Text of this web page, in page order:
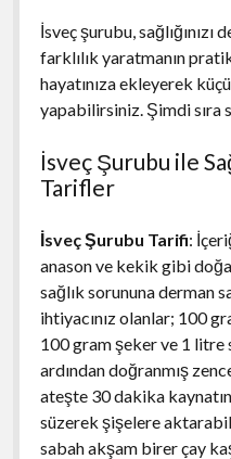
İsveç şurubu,
farklılık yaratmanın
hayatınıza ekleyerek
yapabilirsiniz. Şimdi sıra
İsveç Şurubu ile
Tarifler
İsveç Şurubu Tarifi:
anason ve kekik gibi
sağlık sorununa derman
ihtiyacınız olanlar; 100
100 gram şeker ve 1 litre
ardından doğranmış
ateşte 30 dakika
süzerek şişelere
sabah akşam birer çay